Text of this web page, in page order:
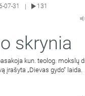
07-31 |
131
skrynia
kun. teolog. mokslų
įrašyta „Dievas gydo“ laida.